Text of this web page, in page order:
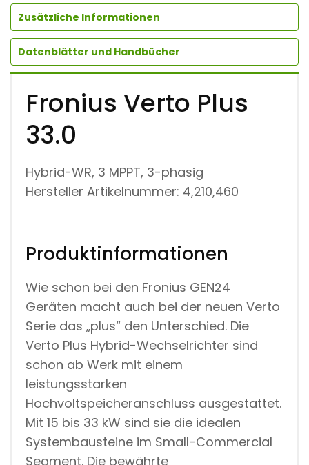
Zusätzliche Informationen
Datenblätter und Handbücher
Fronius Verto Plus
33.0
Hybrid-WR, 3 MPPT, 3-phasig
Hersteller Artikelnummer: 4,210,460
Produktinformationen
Wie schon bei den Fronius GEN24
Geräten macht auch bei der neuen Verto
Serie das „plus“ den Unterschied. Die
Verto Plus Hybrid-Wechselrichter sind
schon ab Werk mit einem
leistungsstarken
Hochvoltspeicheranschluss ausgestattet.
Mit 15 bis 33 kW sind sie die idealen
Systembausteine im Small-Commercial
Segment. Die bewährte